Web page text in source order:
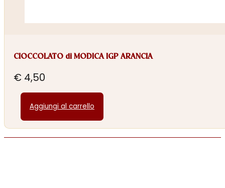
CIOCCOLATO di MODICA IGP ARANCIA
€ 4,50
Aggiungi al carrello